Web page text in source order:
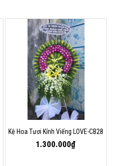
Kệ Hoa Tươi Kính Viếng LOVE-CB28
1.300.000₫